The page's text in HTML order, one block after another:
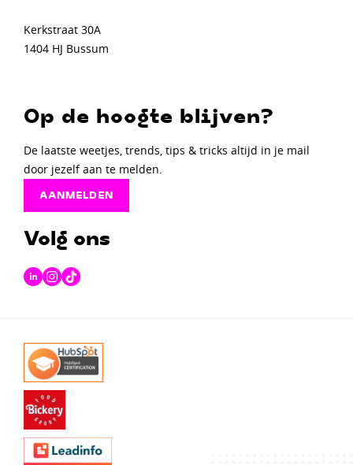
Kerkstraat 30A
1404 HJ Bussum
Op de hoogte blijven?
De laatste weetjes, trends, tips & tricks altijd in je mail
door jezelf aan te melden.
AANMELDEN
Volg ons